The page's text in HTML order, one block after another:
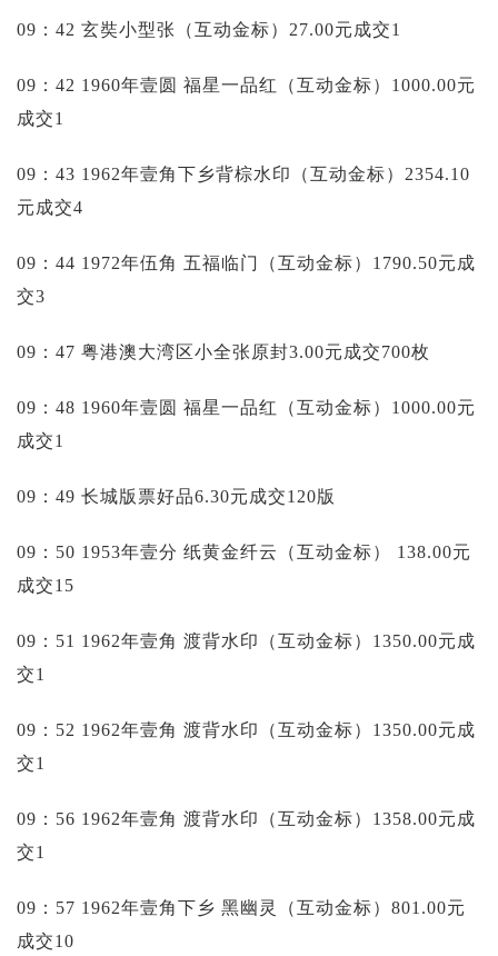
09：42 玄奘小型张（互动金标）27.00元成交1
09：42 1960年壹圆 福星一品红（互动金标）1000.00元
成交1
09：43 1962年壹角下乡背棕水印（互动金标）2354.10
元成交4
09：44 1972年伍角 五福临门（互动金标）1790.50元成
交3
09：47 粤港澳大湾区小全张原封3.00元成交700枚
09：48 1960年壹圆 福星一品红（互动金标）1000.00元
成交1
09：49 长城版票好品6.30元成交120版
09：50 1953年壹分 纸黄金纤云（互动金标）
138.00元
成交15
09：51 1962年壹角 渡背水印（互动金标）1350.00元成
交1
09：52 1962年壹角 渡背水印（互动金标）1350.00元成
交1
09：56 1962年壹角 渡背水印（互动金标）1358.00元成
交1
09：57 1962年壹角下乡 黑幽灵（互动金标）801.00元
成交10